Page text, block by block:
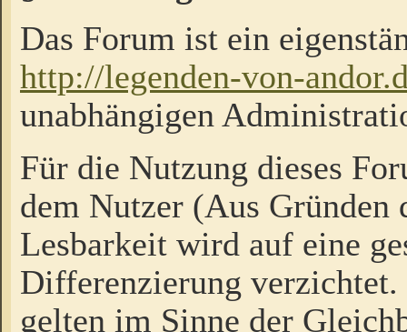
Das Forum ist ein
http://legenden-von-
unabhängigen
Für die Nutzung dieses
dem Nutzer (Aus Gründen
Lesbarkeit wird auf eine
Differenzierung
gelten im Sinne der